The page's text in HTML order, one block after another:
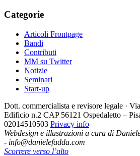
Categorie
Articoli Frontpage
Bandi
Contributi
MM su Twitter
Notizie
Seminari
Start-up
Dott. commercialista e revisore legale ·
Edificio n.2 CAP 56121 Ospedaletto –
02014510503 Privacy info
Webdesign e illustrazioni a cura di
- info@danielefadda.com
Scorrere verso l’alto